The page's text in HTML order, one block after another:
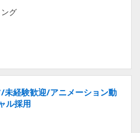
グ
未経験歓迎/アニメーション動
ル採用